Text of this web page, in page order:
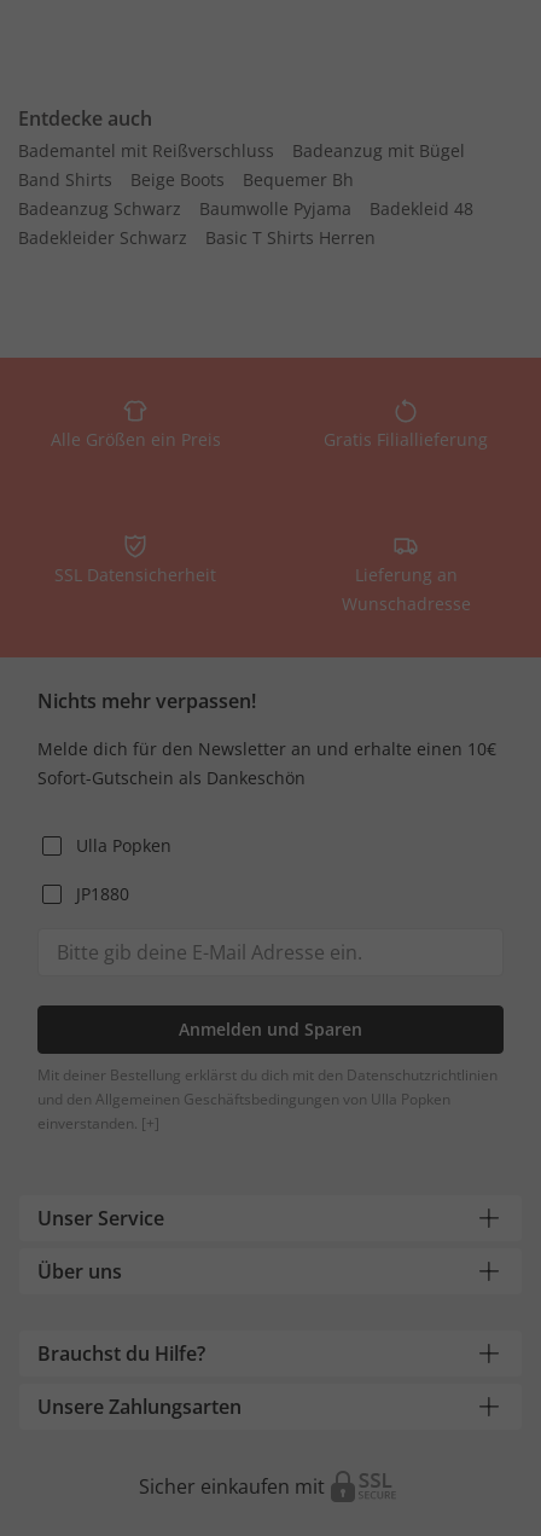
Entdecke auch
Bademantel mit Reißverschluss
Badeanzug mit Bügel
Band Shirts
Beige Boots
Bequemer Bh
Badeanzug Schwarz
Baumwolle Pyjama
Badekleid 48
Badekleider Schwarz
Basic T Shirts Herren
Alle Größen ein Preis Gratis Filiallieferung
SSL Datensicherheit
Lieferung an
Wunschadresse
Nichts mehr verpassen!
Melde dich für den Newsletter an und erhalte einen 10€
Sofort-Gutschein als Dankeschön
Ulla Popken
JP1880
Anmelden und Sparen
Mit deiner Bestellung erklärst du dich mit den Datenschutzrichtlinien
und den Allgemeinen Geschäftsbedingungen von Ulla Popken
einverstanden. [+]
Unser Service
Über uns
Brauchst du Hilfe?
Unsere Zahlungsarten
Sicher einkaufen mit